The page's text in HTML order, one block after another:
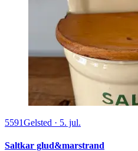
5591Gelsted · 5. jul.
Saltkar glud&marstrand